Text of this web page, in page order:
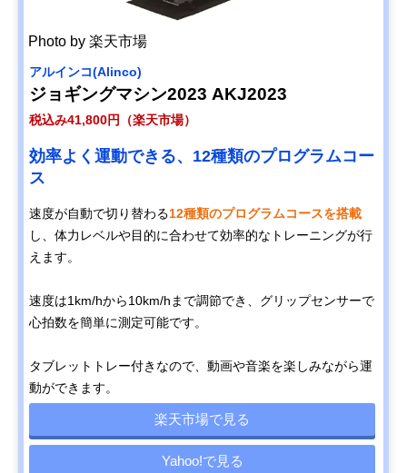
Photo by 楽天市場
アルインコ(Alinco)
ジョギングマシン2023 AKJ2023
税込み41,800円（楽天市場）
効率よく運動できる、12種類のプログラムコー
ス
速度が自動で切り替わる12種類のプログラムコースを搭載
し、体力レベルや目的に合わせて効率的なトレーニングが行
えます。
速度は1km/hから10km/hまで調節でき、グリップセンサーで
心拍数を簡単に測定可能です。
タブレットトレー付きなので、動画や音楽を楽しみながら運
動ができます。
楽天市場で見る
Yahoo!で見る